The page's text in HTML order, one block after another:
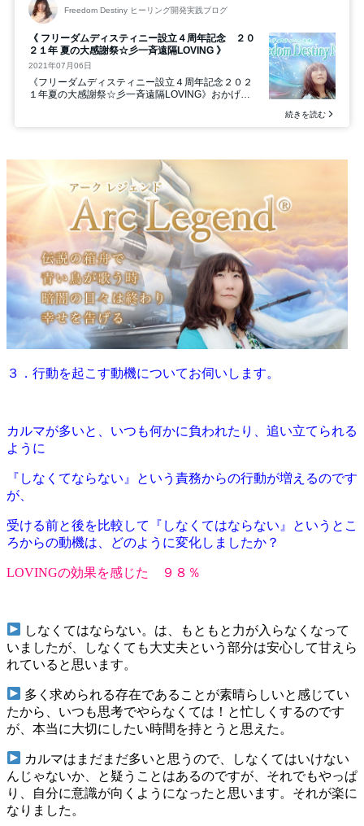
３．行動を起こす動機についてお伺いします。
カルマが多いと、いつも何かに負われたり、追い立てられる
ように
『しなくてならない』という責務からの行動が増えるのです
が、
受ける前と後を比較して『しなくてはならない』というとこ
ろからの動機は、どのように変化しましたか？
LOVINGの効果を感じた ９８％
しなくてはならない。は、もともと力が入らなくなって
いましたが、しなくても大丈夫という部分は安心して甘えら
れていると思います。
多く求められる存在であることが素晴らしいと感じてい
たから、いつも思考でやらなくては！と忙しくするのです
が、本当に大切にしたい時間を持とうと思えた。
カルマはまだまだ多いと思うので、しなくてはいけない
んじゃないか、と疑うことはあるのですが、それでもやっぱ
り、自分に意識が向くようになったと思います。それが楽に
なりました。